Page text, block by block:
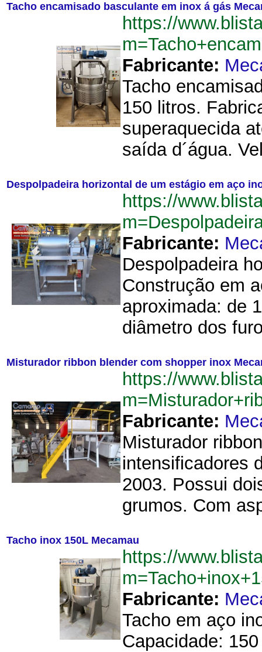
Tacho encamisado basculante em inox á gás
https://
Fabricante:
Tacho
150 litros.
superaquecida
saída d´água.
Despolpadeira horizontal de um estágio em aço
https://
Fabricante:
Despolpadeira
Construção em
aproximada: de
diâmetro dos
Misturador ribbon blender com shopper inox
https://
Fabricante:
Misturador
intensificadores
2003. Possui
grumos. Com
Tacho inox 150L Mecamau
https://
Fabricante:
Tacho em aço
Capacidade: